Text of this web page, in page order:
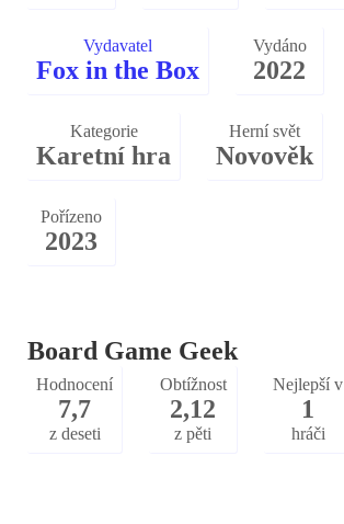
Vydavatel
Fox in the Box
Vydáno
2022
Kategorie
Karetní hra
Herní svět
Novověk
Pořízeno
2023
Board Game Geek
Hodnocení
7,7
z deseti
Obtížnost
2,12
z pěti
Nejlepší v
1
hráči